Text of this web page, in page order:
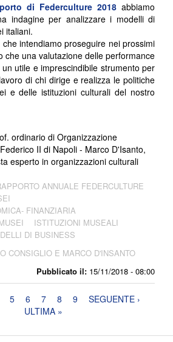
Pubblicato il: 15/11/2018 - 08:00
di Federculture 2018 abbiamo
indagine per analizzare i modelli di
italiani.
che intendiamo proseguire nei prossimi
che una valutazione delle performance
utile e imprescindibile strumento per
di chi dirige e realizza le politiche
e delle istituzioni culturali del nostro
ordinario di Organizzazione
II di Napoli - Marco D'Isanto,
esperto in organizzazioni culturali
ANNUALE FEDERCULTURE
FINANZIARIA
ISTITUZIONI MUSEALI
DI BUSINESS
CONSIGLIO E MARCO D'INSANTO
5 6 7 8 9
SEGUENTE ›
ULTIMA »